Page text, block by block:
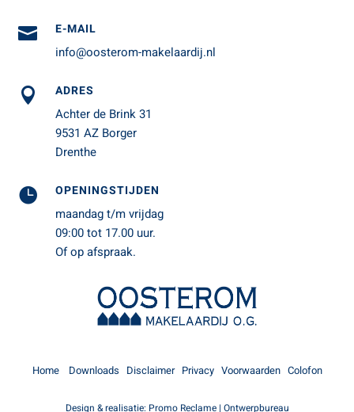
 E-MAIL
info@oosterom-makelaardij.nl
 ADRES
Achter de Brink 31
9531 AZ Borger
Drenthe
 OPENINGSTIJDEN
maandag t/m vrijdag
09:00 tot 17.00 uur.
Of op afspraak.
Home Downloads Disclaimer Privacy Voorwaarden Colofon
Design & realisatie: Promo Reclame | Ontwerpbureau